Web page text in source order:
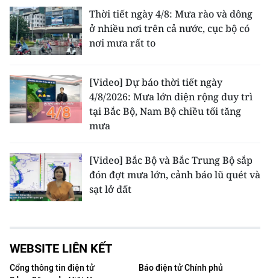
Thời tiết ngày 4/8: Mưa rào và dông
ở nhiều nơi trên cả nước, cục bộ có
nơi mưa rất to
[Video] Dự báo thời tiết ngày
4/8/2026: Mưa lớn diện rộng duy trì
tại Bắc Bộ, Nam Bộ chiều tối tăng
mưa
[Video] Bắc Bộ và Bắc Trung Bộ sắp
đón đợt mưa lớn, cảnh báo lũ quét và
sạt lở đất
WEBSITE LIÊN KẾT
Cổng thông tin điện tử
Báo điện tử Chính phủ